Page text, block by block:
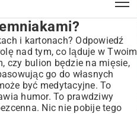
i kartonach? Odpowiedź
nad tym, co ląduje w Twoim
czy bulion będzie na mięsie,
go do własnych
być medytacyjne. To
humor. To prawdziwy
Nic nie pobije tego